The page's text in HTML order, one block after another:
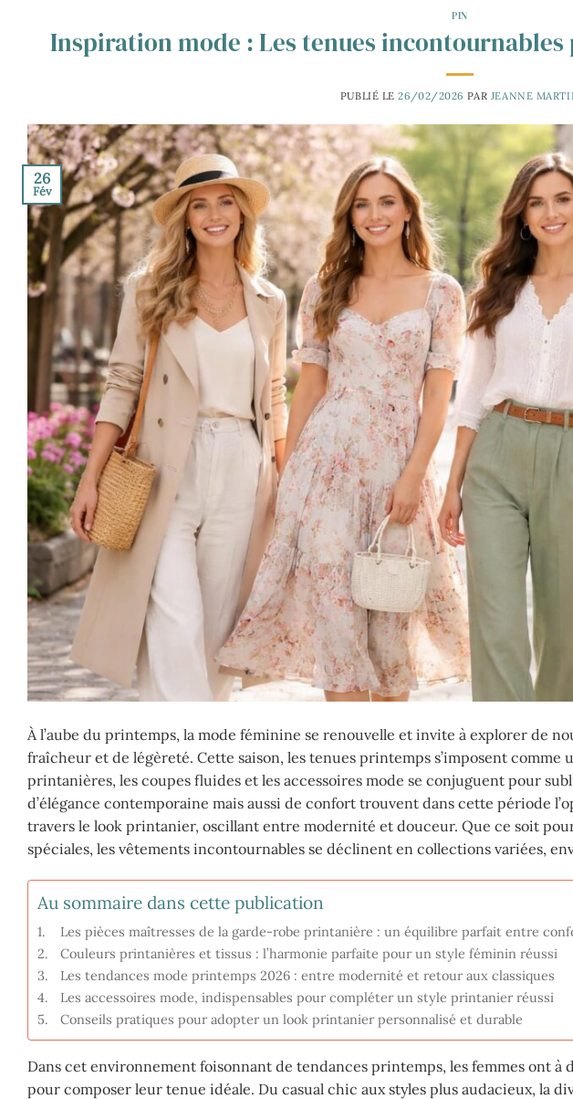
PIN
Inspiration mode : Les tenues
PUBLIÉ LE26/02/2026 PAR JEANNE
26
Fév
À l’aube du printemps, la mode féminine se renouvelle et invite à explorer de
fraîcheur et de légèreté. Cette saison, les tenues printemps s’imposent
printanières, les coupes fluides et les accessoires mode se conjuguent pour
d’élégance contemporaine mais aussi de confort trouvent dans cette période
travers le look printanier, oscillant entre modernité et douceur. Que ce soit
spéciales, les vêtements incontournables se déclinent en collections variées,
Au sommaire dans cette publication
Les pièces maîtresses de la garde-robe printanière : un équilibre parfait entre
Couleurs printanières et tissus : l’harmonie parfaite pour un style féminin réussi
Les tendances mode printemps 2026 : entre modernité et retour aux classiques
Les accessoires mode, indispensables pour compléter un style printanier réussi
Conseils pratiques pour adopter un look printanier personnalisé et durable
Dans cet environnement foisonnant de tendances printemps, les femmes ont
pour composer leur tenue idéale. Du casual chic aux styles plus audacieux, la